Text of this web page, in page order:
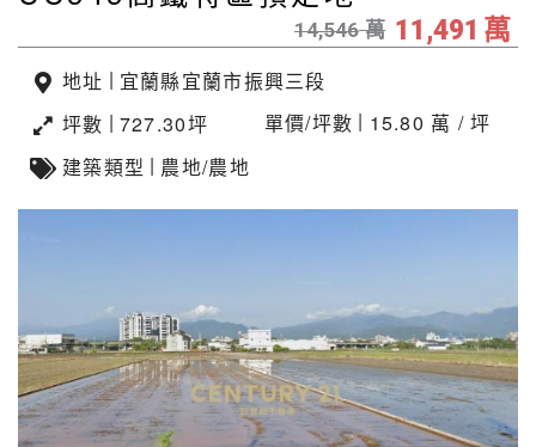
14,546 萬 11,491 萬
地址 | 宜蘭縣宜蘭市振興三段
坪數 | 727.30坪 單價/坪數 | 15.80 萬 / 坪
建築類型 | 農地/農地